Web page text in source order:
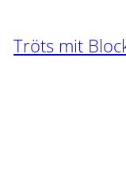
Tröts mit